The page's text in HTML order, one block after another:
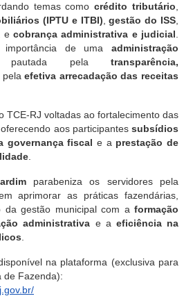
temas comocrédito tributário
(IPTU e ITBI) ,gestão do ISS
e cobrança administrativa e judicial
de uma administração
pela transparência,
pelaefetiva arrecadação das receitas
TCE-RJ voltadas ao fortalecimento das
aos participantes subsídios
governança fiscal e a prestação de
parabeniza os servidores pela
aprimorar as práticas fazendárias,
da gestão municipal com a formação
administrativa e a eficiência na
na plataforma (exclusiva para
de Fazenda):